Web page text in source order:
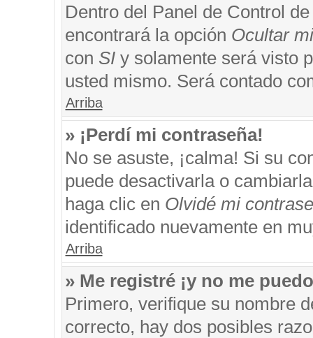
Dentro del Panel de Control
encontrará la opción Ocultar
con SIy solamente será visto
usted mismo. Será contado
Arriba
» ¡Perdí mi contraseña!
No se asuste, ¡calma! Si su
puede desactivarla o
haga clic en Olvidé mi
identificado nuevamente en
Arriba
» Me registré ¡y no me
Primero, verifique su nombre
correcto, hay dos posibles